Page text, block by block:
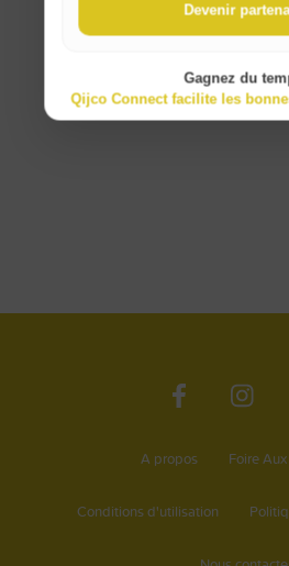
A propos Foire
Conditions d'utilisation
Devenir
Gagnez du
Qijco Connect facilite les